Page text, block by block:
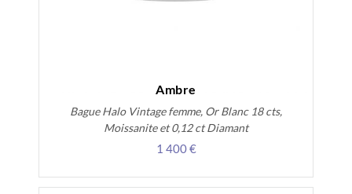
Ambre
Bague Halo Vintage femme, Or Blanc 18 cts,
Moissanite et 0,12 ct Diamant
1 400 €